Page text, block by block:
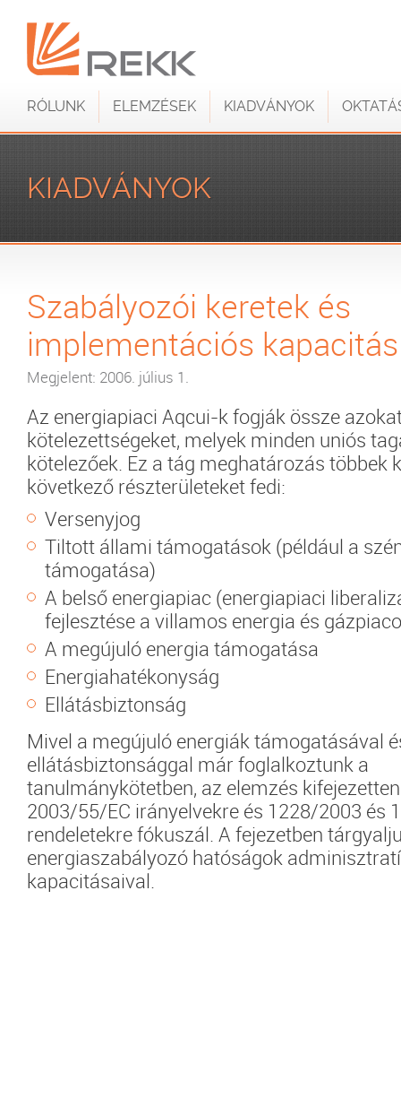
RÓLUNK ELEMZÉSEK KIADVÁNYOK
KIADVÁNYOK
Szabályozói keretek és
implementációs kapacitás
Megjelent: 2006. július 1.
Az energiapiaci Aqcui-k fogják össze
kötelezettségeket, melyek minden uniós
kötelezőek. Ez a tág meghatározás többek
következő részterületeket fedi:
Versenyjog
Tiltott állami támogatások (például a
támogatása)
A belső energiapiac (energiapiaci
fejlesztése a villamos energia és
A megújuló energia támogatása
Energiahatékonyság
Ellátásbiztonság
Mivel a megújuló energiák támogatásával
ellátásbiztonsággal már foglalkoztunk a
tanulmánykötetben, az elemzés
2003/55/EC irányelvekre és 1228/2003 és
rendeletekre fókuszál. A fejezetben
energiaszabályozó hatóságok
kapacitásaival.